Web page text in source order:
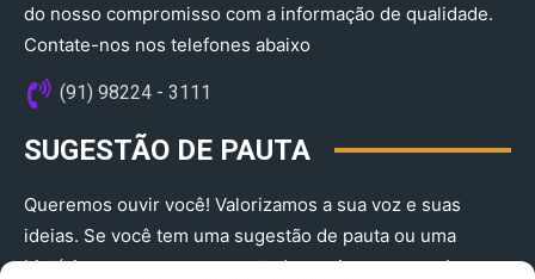
do nosso compromisso com a informação de qualidade.
Contate-nos nos telefones abaixo
(91) 98224 - 3111
SUGESTÃO DE PAUTA
Queremos ouvir você! Valorizamos a sua voz e suas
ideias. Se você tem uma sugestão de pauta ou uma
história que merece ser contada, envie-nos agora!